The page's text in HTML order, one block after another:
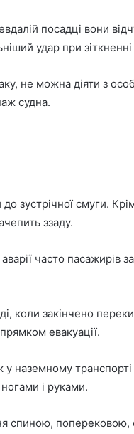
посадці вони
удар при
не можна діяти з
судна.
зустрічної смуги.
ззаду.
часто пасажирів
коли закінчено
евакуації.
у наземному транспорті
і руками.
спиною, поперековою,